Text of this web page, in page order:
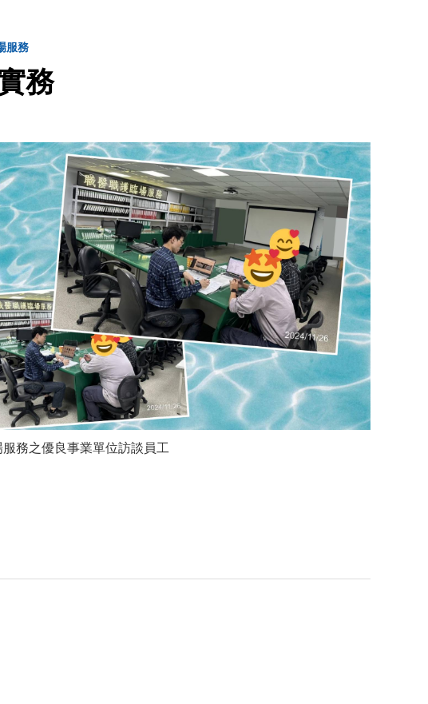
服務
務
務之優良事業單位訪談員工